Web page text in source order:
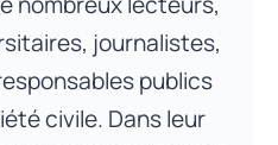
journalistes,
publics
civile. Dans leur